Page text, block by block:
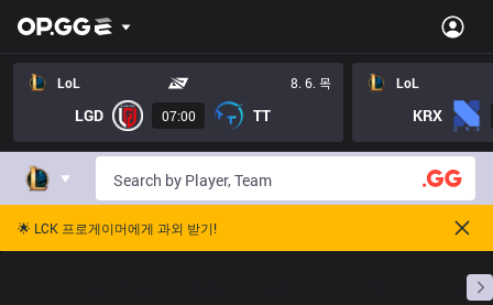
LoL 8. 6. 목
LGD 07:00 TT
LoL
KRX
🌟 LCK 프로게이머에게 과외 받기!
프로빌